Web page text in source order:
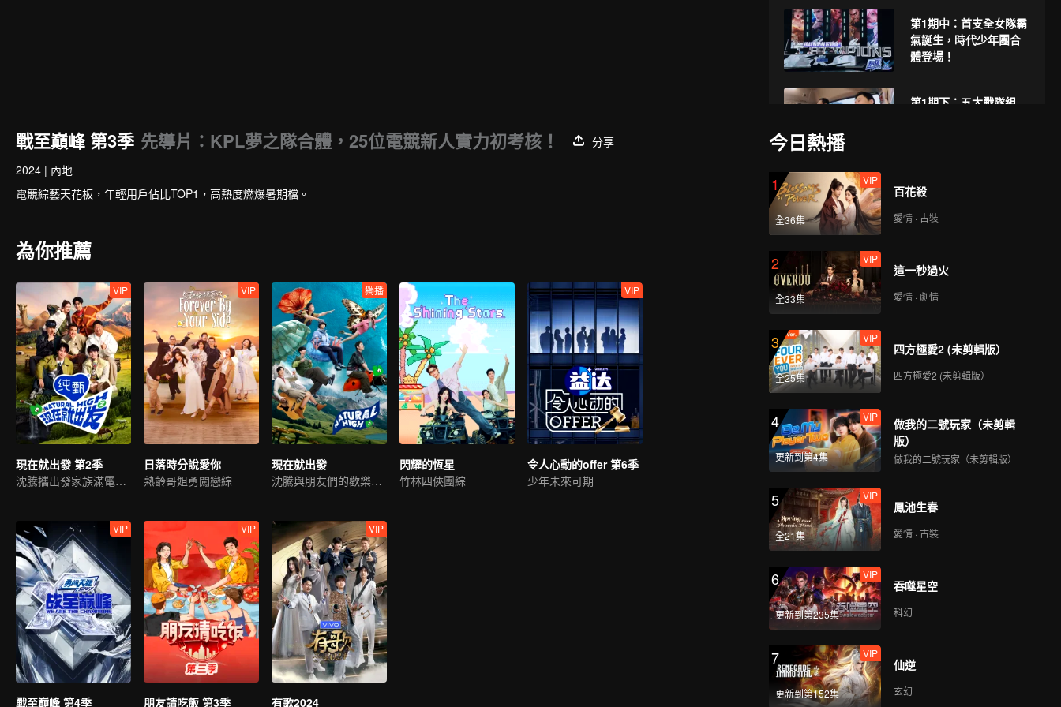
第1期中：首支全女隊霸
氣誕生，時代少年團合
體登場！
第1期下：五大戰隊組
VIP
劉忻談快女後事業變
化，自曝不想火？
VIP
創系四代秀人集結大跳
主題曲
皇城PK，林更新上演
“葫蘆娃救爺爺”！
第2期中：時代少年團峽
谷激戰，黃俊捷帥氣指
揮帶飛全隊！
柯宇敖子逸究極對決
VIP
周震南自曝瘋狂PUA自
己？
VIP
程瀟周震南cos王者英雄
上演舞蹈對決
戰至巔峰 第3季 先導片：KPL夢之隊合體，25位電競新人實力初考核！
分享
2024 | 內地
電競綜藝天花板，年輕用戶佔比TOP1，高熱度燃爆暑期檔。
為你推薦
VIP
現在就出發 第2季
沈騰攜出發家族滿電迴歸
VIP
日落時分說愛你
熟齡哥姐勇闖戀綜
獨播
現在就出發
沈騰與朋友們的歡樂野遊
閃耀的恆星
竹林四俠團綜
VIP
令人心動的offer 第6季
少年未來可期
VIP
戰至巔峰 第4季
VIP
朋友請吃飯 第3季
VIP
有歌2024
今日熱播
1
全36集
VIP
百花殺
愛情 · 古裝
2
全33集
VIP
這一秒過火
愛情 · 劇情
3
全25集
VIP
四方極愛2 (未剪輯版）
四方極愛2 (未剪輯版）
4
更新到第4集
VIP
做我的二號玩家（未剪輯
版）
做我的二號玩家（未剪輯版）
5
全21集
VIP
鳳池生春
愛情 · 古裝
6
更新到第235集
VIP
吞噬星空
科幻
7
更新到第152集
VIP
仙逆
玄幻